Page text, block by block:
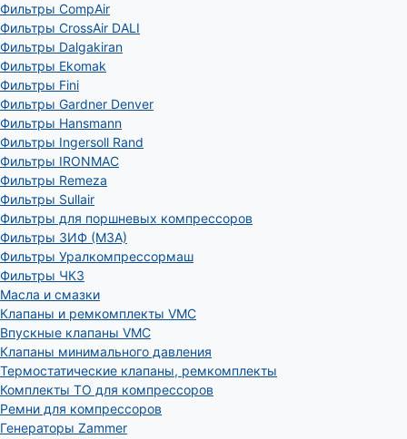
Фильтры CompAir
Фильтры CrossAir DALI
Фильтры Dalgakiran
Фильтры Ekomak
Фильтры Fini
Фильтры Gardner Denver
Фильтры Hansmann
Фильтры Ingersoll Rand
Фильтры IRONMAC
Фильтры Remeza
Фильтры Sullair
Фильтры для поршневых компрессоров
Фильтры ЗИФ (МЗА)
Фильтры Уралкомпрессормаш
Фильтры ЧКЗ
Масла и смазки
Клапаны и ремкомплекты VMC
Впускные клапаны VMC
Клапаны минимального давления
Термостатические клапаны, ремкомплекты
Комплекты ТО для компрессоров
Ремни для компрессоров
Генераторы Zammer